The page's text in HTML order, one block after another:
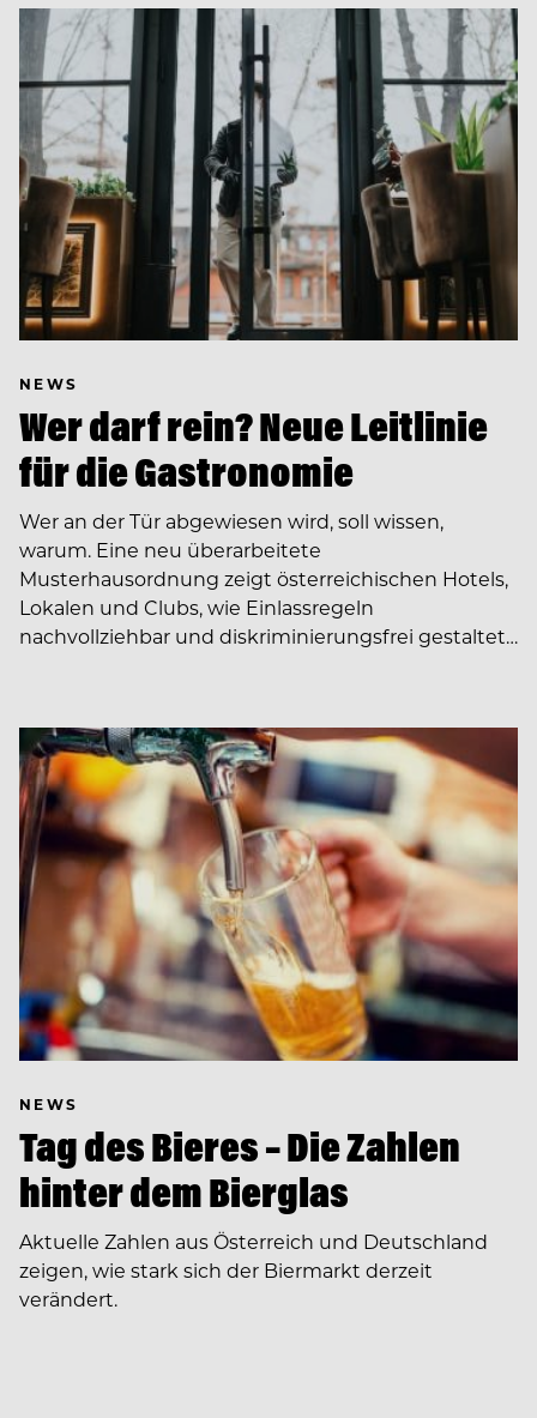
NEWS
Wer darf rein? Neue Leitlinie
für die Gastronomie
Wer an der Tür abgewiesen wird, soll wissen,
warum. Eine neu überarbeitete
Musterhausordnung zeigt österreichischen Hotels,
Lokalen und Clubs, wie Einlassregeln
nachvollziehbar und diskriminierungsfrei gestaltet…
NEWS
Tag des Bieres – Die Zahlen
hinter dem Bierglas
Aktuelle Zahlen aus Österreich und Deutschland
zeigen, wie stark sich der Biermarkt derzeit
verändert.